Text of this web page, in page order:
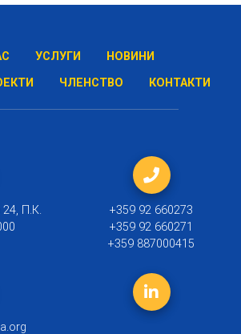
УСЛУГИ
НОВИНИ
ЧЛЕНСТВО КОНТАКТИ
24, П.К.
+359 92 660273
+359 92 660271
+359 887000415